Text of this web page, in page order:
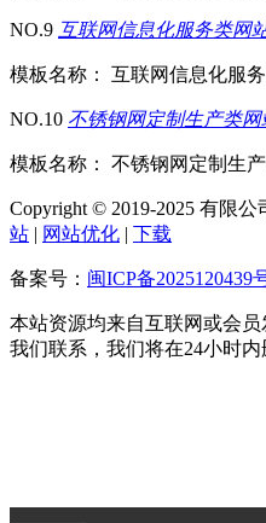
NO.9 互联网信息化服务类网
模板名称： 互联网信息化服
NO.10 不锈钢网定制生产类网
模板名称： 不锈钢网定制生
Copyright © 2019-2025 有限公
站 | 网站优化 | 下载
备案号： 闽ICP备2025120439
本站资源均来自互联网或会
我们联系，我们将在24小时内